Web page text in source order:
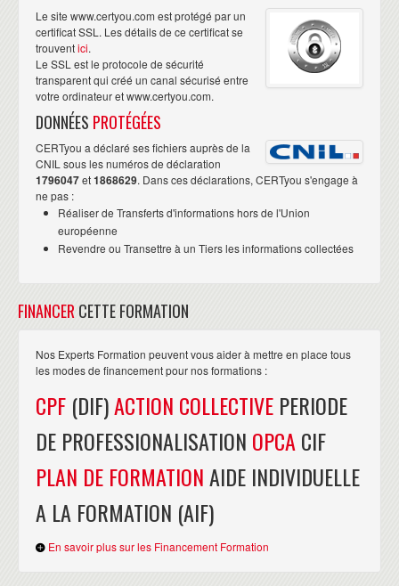
Le site www.certyou.com est protégé par un
certificat SSL. Les détails de ce certificat se
trouventici.
Le SSL est le protocole de sécurité
transparent qui créé un canal sécurisé entre
votre ordinateur et www.certyou.com.
DONNÉES PROTÉGÉES
CERTyou a déclaré ses fichiers auprès de la
CNIL sous les numéros de déclaration
1796047et1868629. Dans ces déclarations, CERTyou s'engage à
ne pas :
Réaliser de Transferts d'informations hors de l'Union
européenne
Revendre ou Transettre à un Tiers les informations collectées
FINANCER CETTE FORMATION
Nos Experts Formation peuvent vous aider à mettre en place tous
les modes de financement pour nos formations :
CPF (DIF)ACTION COLLECTIVE PERIODE
DE PROFESSIONALISATION OPCA CIF
PLAN DE FORMATIONAIDE INDIVIDUELLE
A LA FORMATION (AIF)
En savoir plus sur les Financement Formation